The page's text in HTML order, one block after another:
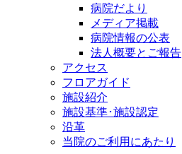
病院だより
メディア掲載
病院情報の公表
法人概要とご報告
アクセス
フロアガイド
施設紹介
施設基準･施設認定
沿革
当院のご利用にあたり